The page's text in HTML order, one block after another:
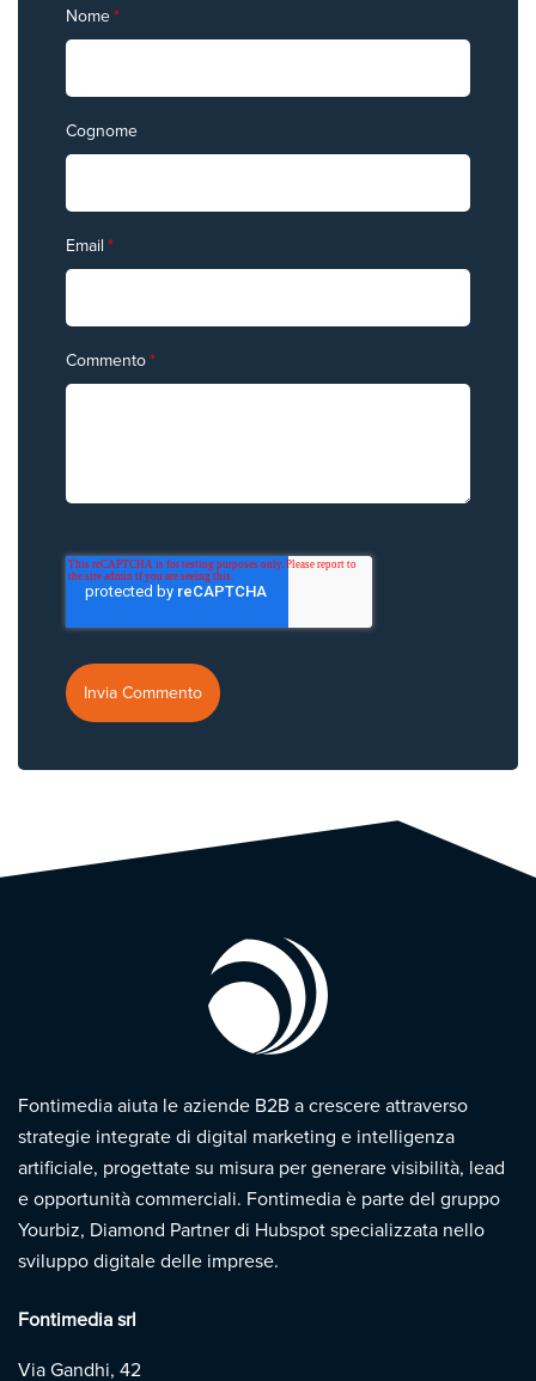
Nome*
Cognome
Email *
Commento*
Fontimedia aiuta le aziende B2B a crescere attraverso
strategie integrate di digital marketing e intelligenza
artificiale, progettate su misura per generare visibilità, lead
e opportunità commerciali. Fontimedia è parte del gruppo
Yourbiz, Diamond Partner di Hubspot specializzata nello
sviluppo digitale delle imprese.
Fontimedia srl
Via Gandhi, 42